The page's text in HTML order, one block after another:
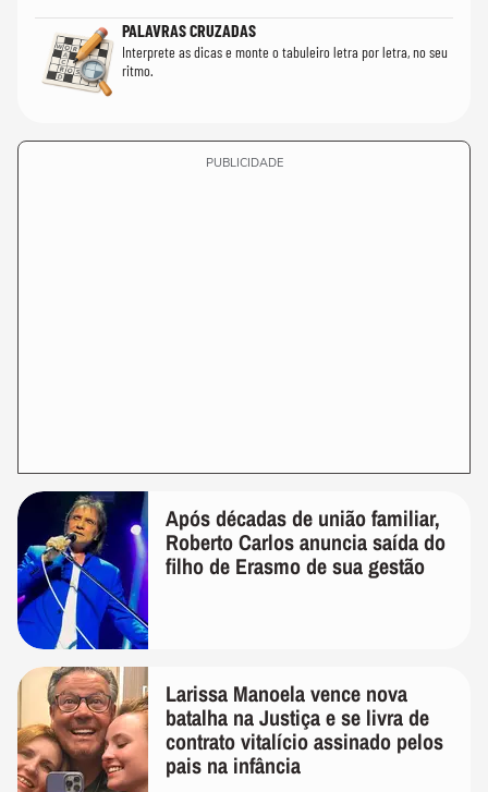
PALAVRAS CRUZADAS
Interprete as dicas e monte o tabuleiro letra por letra, no seu
ritmo.
PUBLICIDADE
Após décadas de união familiar,
Roberto Carlos anuncia saída do
filho de Erasmo de sua gestão
Larissa Manoela vence nova
batalha na Justiça e se livra de
contrato vitalício assinado pelos
pais na infância